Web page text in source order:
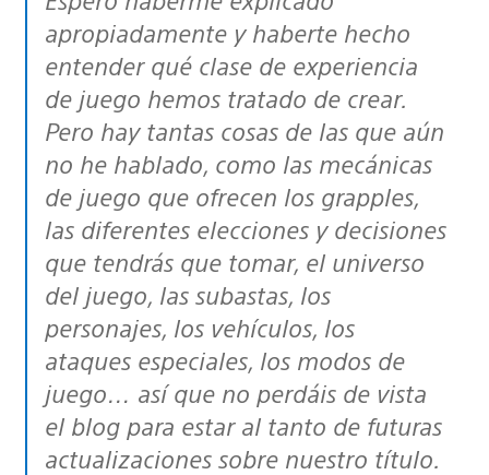
apropiadamente y haberte hecho
entender qué clase de experiencia
de juego hemos tratado de crear.
Pero hay tantas cosas de las que aún
no he hablado, como las mecánicas
de juego que ofrecen los grapples,
las diferentes elecciones y decisiones
que tendrás que tomar, el universo
del juego, las subastas, los
personajes, los vehículos, los
ataques especiales, los modos de
juego… así que no perdáis de vista
el blog para estar al tanto de futuras
actualizaciones sobre nuestro título.